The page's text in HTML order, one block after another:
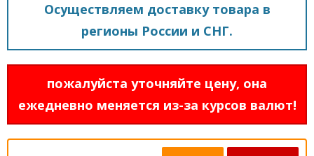
Осуществляем доставку товара в
регионы России и СНГ.
пожалуйста уточняйте цену, она
ежедневно меняется из-за курсов валют!